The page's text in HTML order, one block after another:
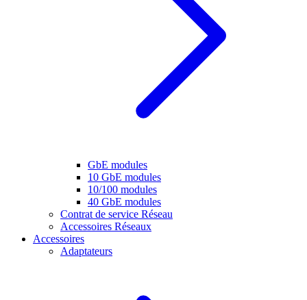
GbE modules
10 GbE modules
10/100 modules
40 GbE modules
Contrat de service Réseau
Accessoires Réseaux
Accessoires
Adaptateurs